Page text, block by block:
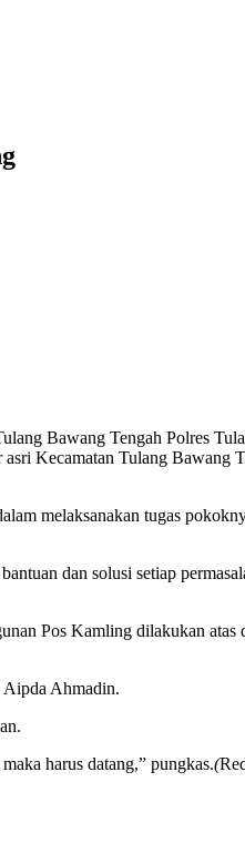
Bawang Tengah Polres
Kecamatan Tulang Bawang
melaksanakan tugas
dan solusi setiap
Pos Kamling dilakukan atas
Aipda Ahmadin.
harus datang,” pungkas.(